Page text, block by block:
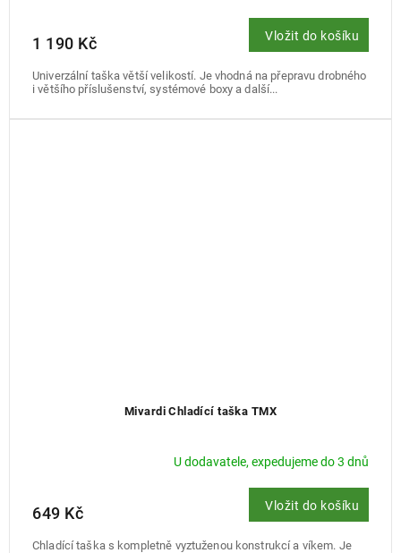
1 190 Kč Vložit do košíku
Univerzální taška větší velikostí. Je vhodná na přepravu drobného
i většího příslušenství, systémové boxy a další...
Mivardi Chladící taška TMX
U dodavatele, expedujeme do 3 dnů
649 Kč Vložit do košíku
Chladící taška s kompletně vyztuženou konstrukcí a víkem. Je